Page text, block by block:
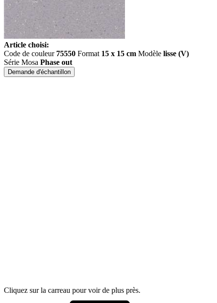
Article choisi:
Code de couleur 75550 Format 15 x 15 cm Modèle lisse (V)
Série Mosa Phase out
Demande d'échantillon
Cliquez sur la carreau pour voir de plus près.